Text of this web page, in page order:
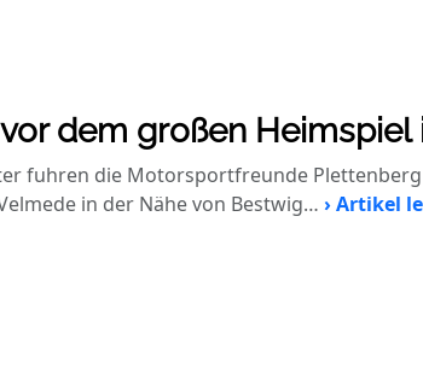
dem großen
fuhren die Motorsportfreunde Plettenberg
in der Nähe von Bestwig… › Artikel